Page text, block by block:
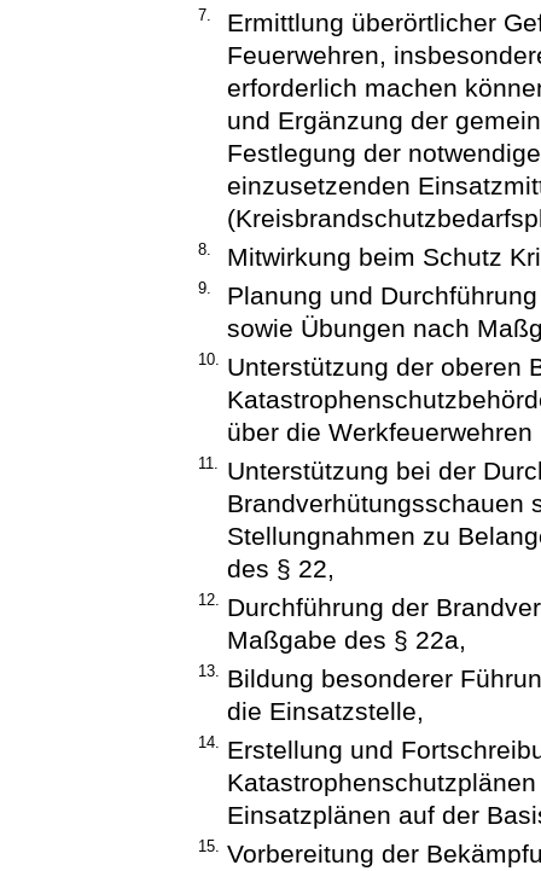
7.
Ermittlung überörtlicher
Feuerwehren,
erforderlich machen
und Ergänzung der
Festlegung der
einzusetzenden
8. Mitwirkung beim Schutz
9.
Planung und
sowie Übungen nach
10. Unterstützung der oberen
über die
11. Unterstützung bei der
Brandverhütungsschauen
Stellungnahmen zu
des § 22,
12. Durchführung der
Maßgabe des § 22a,
13. Bildung besonderer
die Einsatzstelle,
14. Erstellung und
Einsatzplänen auf der
15. Vorbereitung der